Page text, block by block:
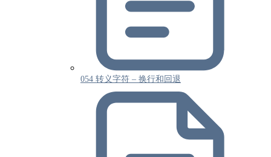
054 转义字符 – 换行和回退